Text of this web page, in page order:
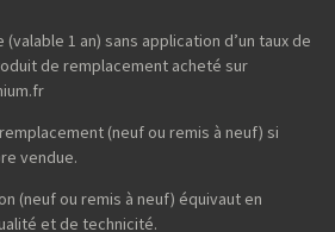
1 an) sans application d’un taux de
de remplacement acheté sur
(neuf ou remis à neuf) si
vendue.
(neuf ou remis à neuf) équivaut en
et de technicité.